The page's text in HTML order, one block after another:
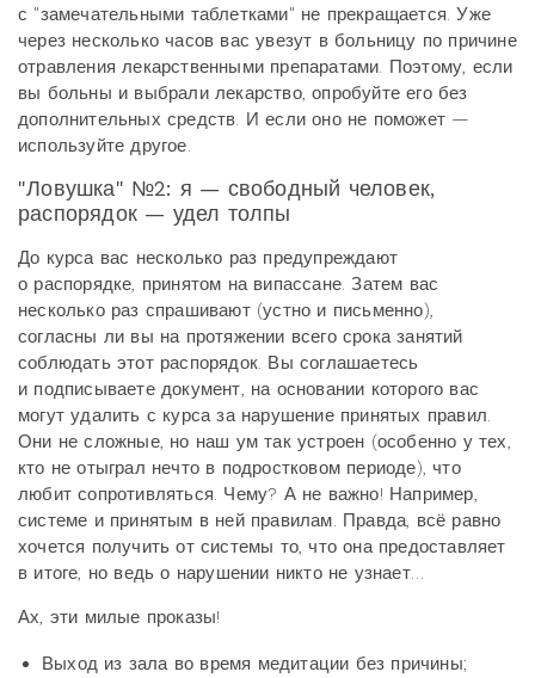
с "замечательными таблетками" не прекращается. Уже
через несколько часов вас увезут в больницу по причине
отравления лекарственными препаратами. Поэтому, если
вы больны и выбрали лекарство, опробуйте его без
дополнительных средств. И если оно не поможет —
используйте другое.
"Ловушка" №2: я — свободный человек,
распорядок — удел толпы
До курса вас несколько раз предупреждают
о распорядке, принятом на випассане. Затем вас
несколько раз спрашивают (устно и письменно),
согласны ли вы на протяжении всего срока занятий
соблюдать этот распорядок. Вы соглашаетесь
и подписываете документ, на основании которого вас
могут удалить с курса за нарушение принятых правил.
Они не сложные, но наш ум так устроен (особенно у тех,
кто не отыграл нечто в подростковом периоде), что
любит сопротивляться. Чему? А не важно! Например,
системе и принятым в ней правилам. Правда, всё равно
хочется получить от системы то, что она предоставляет
в итоге, но ведь о нарушении никто не узнает…
Ах, эти милые проказы!
Выход из зала во время медитации без причины;